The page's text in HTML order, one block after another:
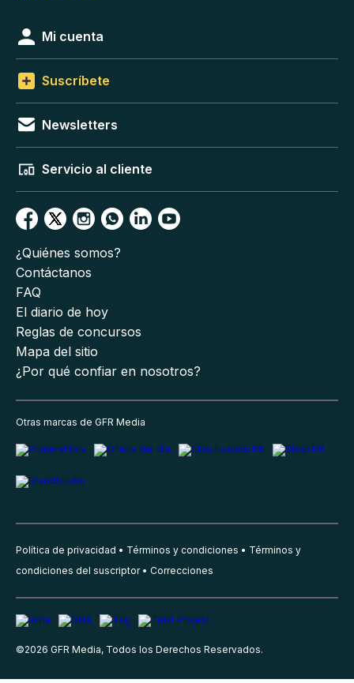
Mi cuenta
Suscríbete
Newsletters
Servicio al cliente
¿Quiénes somos?
Contáctanos
FAQ
El diario de hoy
Reglas de concursos
Mapa del sitio
¿Por qué confiar en nosotros?
Otras marcas de GFR Media
Política de privacidad Términos y condiciones
Términos y
condiciones del suscriptor
Correcciones
©2026 GFR Media, Todos los Derechos Reservados.